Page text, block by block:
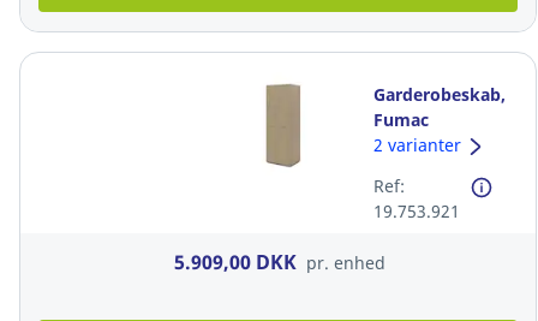
Garderobeskab,
Fumac
Lighthouse, 219
bøjlestang, eg
2 varianter
Ref:
19.753.921
5.909,00 DKK pr. enhed